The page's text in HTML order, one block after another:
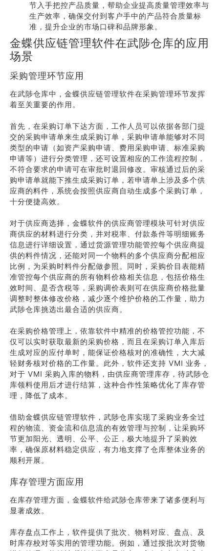
节入手把控产品质量，帮助企业提高质量管理效率与
生产效率，确保交付到客户手中的产品符合质量标
准，提升企业的市场口碑和品牌形象。
金蝶供应链管理软件在武陟仓库的应用
场景
采购管理环节应用
在武陟仓库中，金蝶供应链管理软件在采购管理环节发挥
着至关重要的作用。
首先，在采购订单下达方面，工作人员可以依据各部门提
交的采购申请单来生成采购订单，采购申请单能够对不同
类型的申请（如资产采购申请、费用采购申请、标准采购
申请等）进行分类管理，还可设置相应的工作流程控制，
不符合要求的申请可在审批时退回修改。审核通过后的采
购申请单就能下推生成采购订单，若申请单上涉及多个供
应商的料件，系统会按照供应商自动生成多个采购订单，
十分便捷高效。
对于供应商选择，金蝶软件的供应商管理模块可针对供应
商供应的材料进行分类，并对税率、付款条件等明细账务
信息进行详细设置，通过货源管理功能管控每个供应商提
供的料件情况，还能对同一个物料的多个供应商分配相应
比例，为采购时料件分配做参照。同时，采购价目表能精
准管控每个供应商的所有物料价格相关信息，包括价格生
效时间、是否含税等，采购调价表则可在供应商价格批量
调整时整体修改价格，减少逐个维护价格的工作量，助力
武陟仓库挑选出最合适的供应商。
在采购价格管理上，依靠软件中精准的价格管控功能，不
仅可以实时获取最新的采购价格，而且在采购订单入库后
生成对应的应付单时，能保证价格核对的准确性，大大减
轻财务核对价格的工作量。此外，软件还支持 VMI 业务，
对于 VMI 采购入库的物料，由供应商管理库存，待武陟仓
库领料使用后才进行结算，这种合作性策略优化了库存管
理，降低了成本。
借助金蝶供应链管理软件，武陟仓库实现了采购业务全过
程的物流、资金流和信息流的有效管理与控制，让采购环
节更加阳光、透明、公平、公正，极大地提升了采购效
率，确保原材料稳定供应，有力地支撑了仓库整体业务的
顺利开展。
库存管理方面应用
在库存管理方面，金蝶软件给武陟仓库带来了诸多便利与
显著成效。
库存盘点工作上，软件提供了批次、物料对应、盘点、及
时库存校对等实用的管理功能。例如，通过按批次对货物